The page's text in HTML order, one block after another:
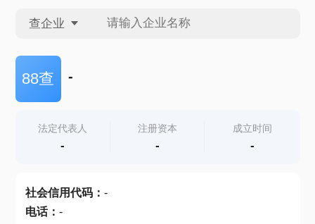
查企业
查企业
查产地
88查 -
法定代表人
-
注册资本
-
成立时间
-
社会信用代码： -
电话： -